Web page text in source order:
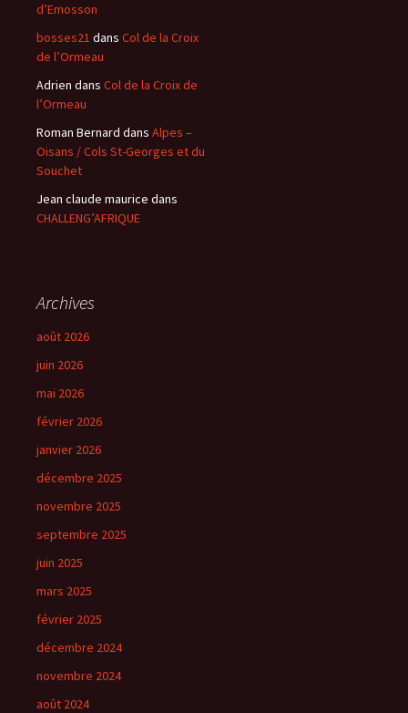
d’Emosson
bosses21 dans Col de la Croix
de l’Ormeau
Adrien dans Col de la Croix de
l’Ormeau
Roman Bernard dans Alpes –
Oisans / Cols St-Georges et du
Souchet
Jean claude maurice dans
CHALLENG’AFRIQUE
Archives
août 2026
juin 2026
mai 2026
février 2026
janvier 2026
décembre 2025
novembre 2025
septembre 2025
juin 2025
mars 2025
février 2025
décembre 2024
novembre 2024
août 2024